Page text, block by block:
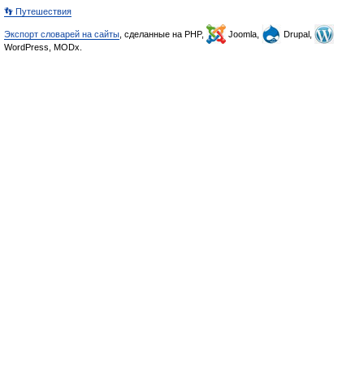
👣 Путешествия
Экспорт словарей на сайты , сделанные на PHP, Joomla,
Drupal,
WordPress, MODx.